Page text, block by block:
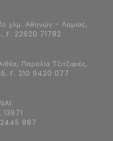
χλμ. Αθηνών - Λαμίας,
F. 22620 71782
Παραλία Τζιτζιφιές,
F. 210 9420 077
887